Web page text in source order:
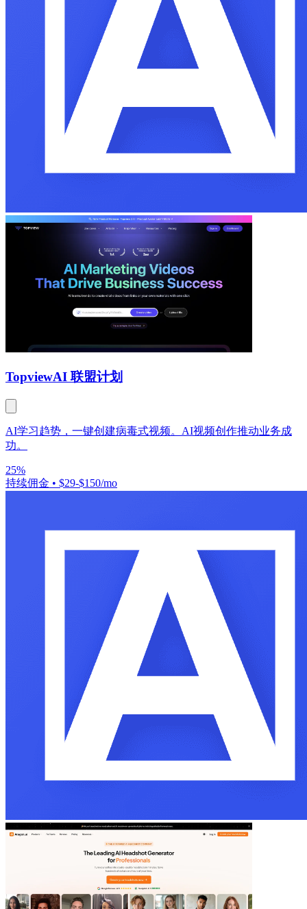
TopviewAI 联盟计划
AI学习趋势，一键创建病毒式视频。AI视频创作推动业务成
功。
25%
持续佣金 • $29-$150/mo